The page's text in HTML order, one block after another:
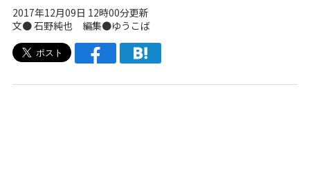
2017年12月09日 12時00分更新
文●石野純也編集●ゆうこば